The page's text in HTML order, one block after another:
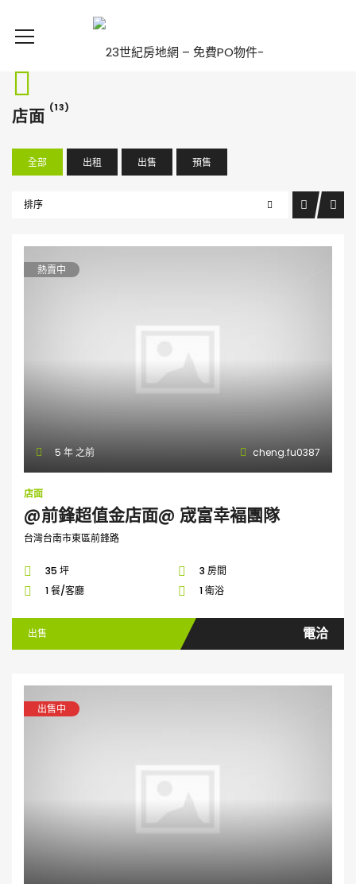
店面 (13)
全部 出租 出售 預售
排序
熱賣中
5 年 之前 cheng.fu0387
店面
@前鋒超值金店面@ 宬富幸褔團隊
台灣台南市東區前鋒路
35 坪
3 房間
1 餐/客廳
1 衛浴
出售 電洽
出售中